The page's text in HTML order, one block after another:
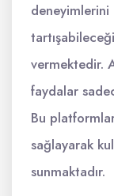
deneyimlerini
vermektedir.
faydalar
Bu
sağlayarak
sunmaktadır.